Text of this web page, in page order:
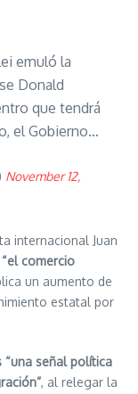
emuló la
Donald
que tendrá
el Gobierno…
November 12,
internacional Juan
comercio
un aumento de
estatal por
“una señal política
, al relegar la